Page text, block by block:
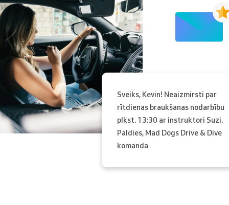
Sveiks, Kevin! Neaizmirsti par
rītdienas braukšanas nodarbību
plkst. 13:30 ar instruktori Suzi.
Paldies, Mad Dogs Drive & Dive
komanda